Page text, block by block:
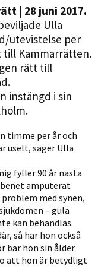
| 28 juni 2017.
Ulla
utevistelse per
till Kammarrätten.
rätt till
instängd i sin
timme per år och
uselt, säger Ulla
fyller 90 år nästa
amputerat
med synen,
– gula
kan behandlas.
så har hon också
bär hon sin ålder
att hon är betydligt
kakor
inte att
för
huvud
ska